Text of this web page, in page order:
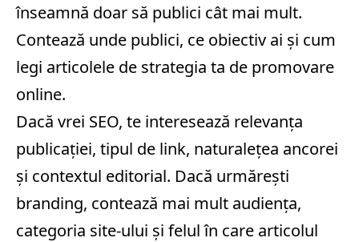
înseamnă doar să publici cât mai mult.
Contează unde publici, ce obiectiv ai și cum
legi articolele de strategia ta de promovare
online.
Dacă vrei SEO, te interesează relevanța
publicației, tipul de link, naturalețea ancorei
și contextul editorial. Dacă urmărești
branding, contează mai mult audiența,
categoria site-ului și felul în care articolul